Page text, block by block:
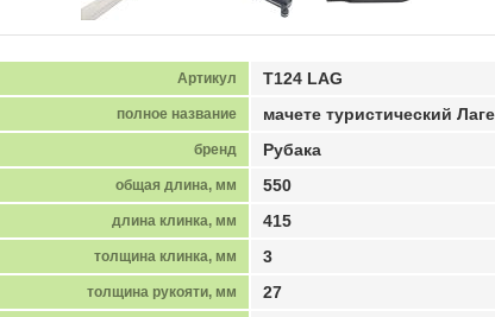
Артикул T124 LAG
полное название мачете туристический
бренд Рубака
общая длина, мм 550
длина клинка, мм 415
толщина клинка, мм 3
толщина рукояти, мм 27